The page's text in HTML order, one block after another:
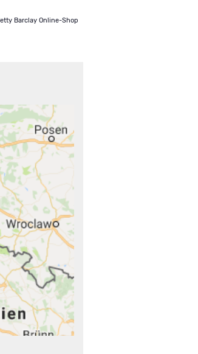
Barclay Online-Shop